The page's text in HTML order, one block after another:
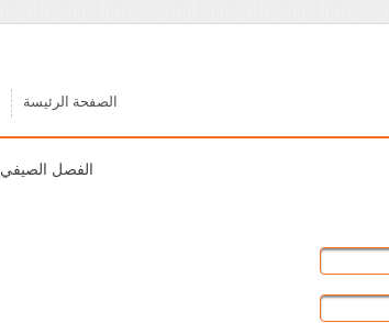
الصفحة الرئيسة
الفصل الصيفي 2025/2026